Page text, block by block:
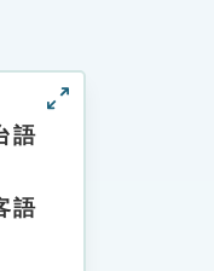
語
語